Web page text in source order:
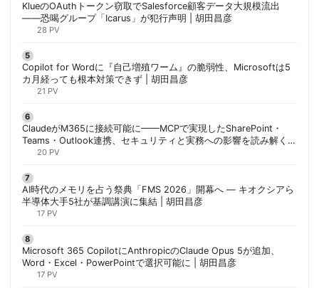
KlueのOAuthトークン窃取でSalesforce顧客データ大規模流出
——恐喝グループ「Icarus」が犯行声明 | 胡田昌彦
28 PV
Copilot for Wordに『自己増殖ワーム』の脆弱性、Microsoftは5
カ月経っても根本対策できず | 胡田昌彦
21 PV
ClaudeがM365に接続可能に——MCPで実現したSharePoint・
Teams・Outlook連携、セキュリティと実務への影響を読み解く |
胡田昌彦
20 PV
AI時代のメモリを占う祭典「FMS 2026」開幕へ ― キオクシアら
半導体大手5社が基調講演に集結 | 胡田昌彦
17 PV
Microsoft 365 CopilotにAnthropicのClaude Opus 5が追加、
Word・Excel・PowerPointで選択可能に | 胡田昌彦
17 PV